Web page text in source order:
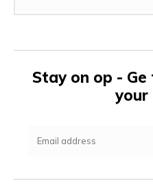
Stay on op -
your